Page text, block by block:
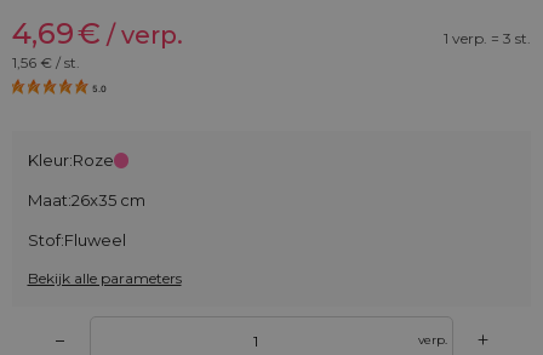
4,69€ / verp.
1 verp. = 3 st.
1,56 € / st.
5.0
Kleur:Roze
Maat:26x35 cm
Stof:Fluweel
Bekijk alle parameters
– verp. +